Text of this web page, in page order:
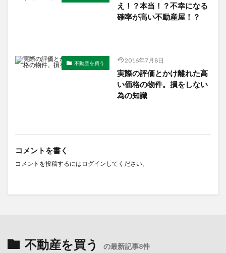
え！？本当！？不幸になる
確率が高い不動産屋！？
不動産を買う 2016年7月8日
実際の評価とかけ離れた高
い価格の物件。損をしない
為の知識
コメントを書く
コメントを投稿するには ログイン してください。
不動産を買う の最新記事8件